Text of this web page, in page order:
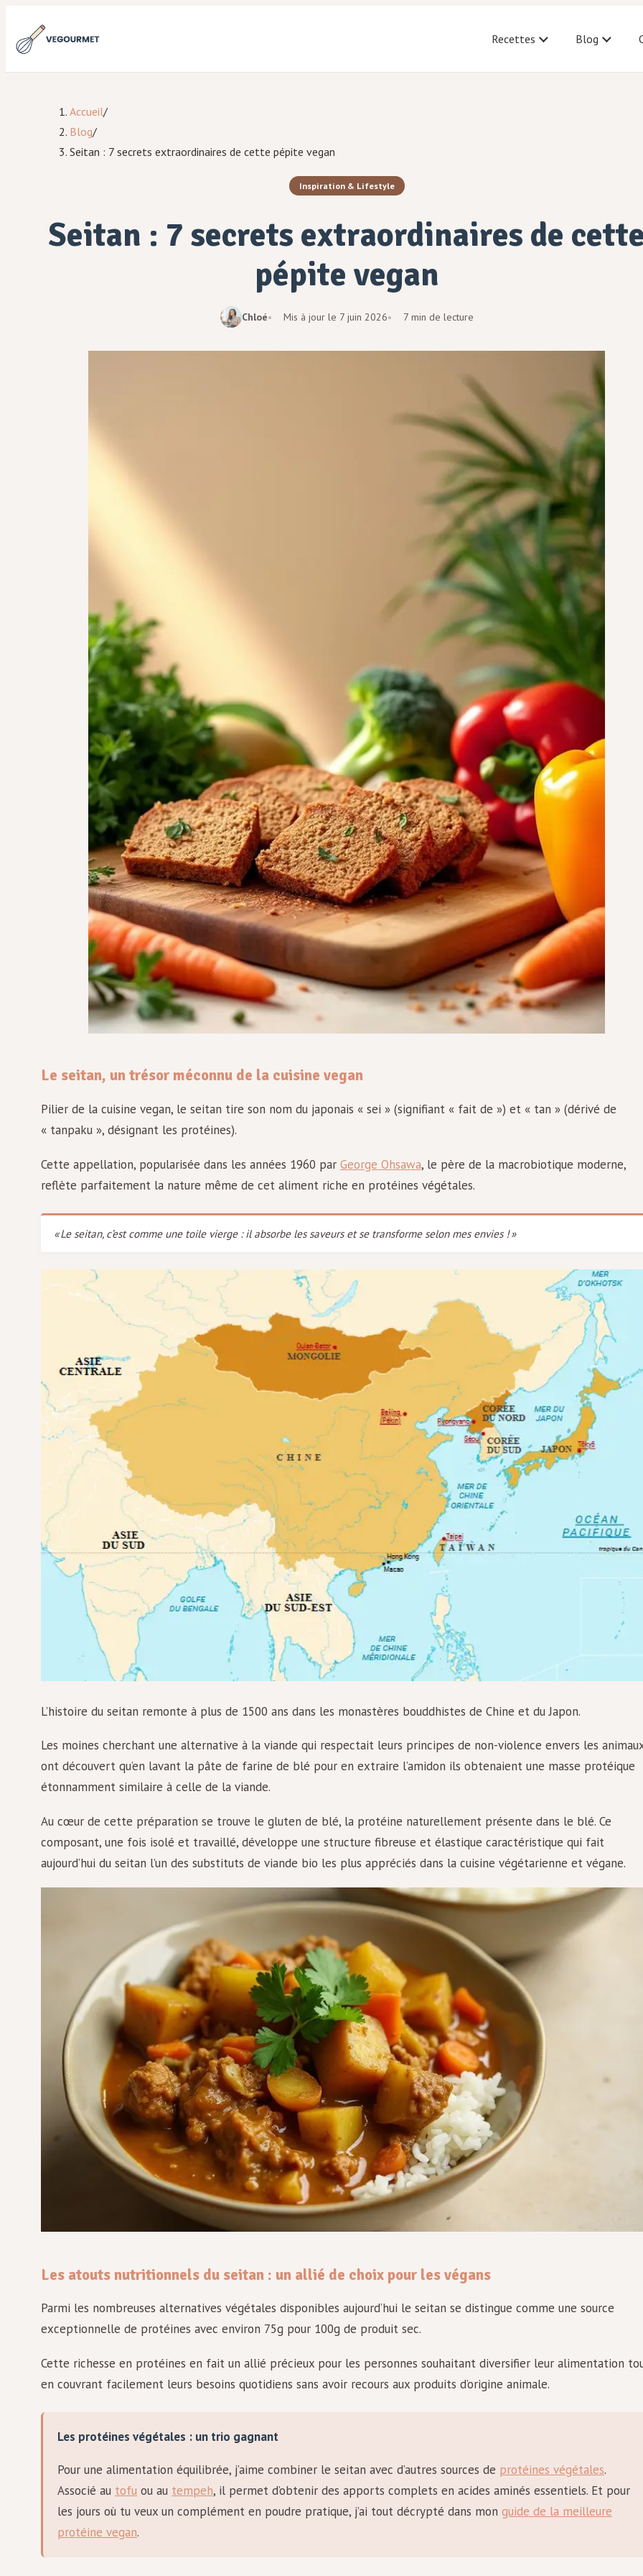
Recettes Blog
Accueil/
Blog/
Seitan : 7 secrets extraordinaires de cette pépite vegan
Inspiration & Lifestyle
Seitan : 7 secrets extraordinaires de
pépite vegan
Chloé Mis à jour le 7 juin 2026 7 min de lecture
Le seitan, un trésor méconnu de la cuisine vegan
Pilier de la cuisine vegan, le seitan tire son nom du japonais « sei » (signifiant « fait de ») et « tan » (dérivé de
« tanpaku », désignant les protéines).
Cette appellation, popularisée dans les années 1960 par George Ohsawa, le père de la macrobiotique moderne,
reflète parfaitement la nature même de cet aliment riche en protéines végétales.
« Le seitan, c’est comme une toile vierge : il absorbe les saveurs et se transforme selon mes envies ! »
L’histoire du seitan remonte à plus de 1500 ans dans les monastères bouddhistes de Chine et du Japon.
Les moines cherchant une alternative à la viande qui respectait leurs principes de non-violence envers les
ont découvert qu’en lavant la pâte de farine de blé pour en extraire l’amidon ils obtenaient une masse protéique
étonnamment similaire à celle de la viande.
Au cœur de cette préparation se trouve le gluten de blé, la protéine naturellement présente dans le blé. Ce
composant, une fois isolé et travaillé, développe une structure fibreuse et élastique caractéristique qui fait
aujourd’hui du seitan l’un des substituts de viande bio les plus appréciés dans la cuisine végétarienne et végane.
Les atouts nutritionnels du seitan : un allié de choix pour les végans
Parmi les nombreuses alternatives végétales disponibles aujourd’hui le seitan se distingue comme une source
exceptionnelle de protéines avec environ 75g pour 100g de produit sec.
Cette richesse en protéines en fait un allié précieux pour les personnes souhaitant diversifier leur alimentation
en couvrant facilement leurs besoins quotidiens sans avoir recours aux produits d’origine animale.
Les protéines végétales : un trio gagnant
Pour une alimentation équilibrée, j’aime combiner le seitan avec d’autres sources de protéines végétales.
Associé au tofu ou au tempeh, il permet d’obtenir des apports complets en acides aminés essentiels. Et pour
les jours où tu veux un complément en poudre pratique, j’ai tout décrypté dans mon guide de la meilleure
protéine vegan.